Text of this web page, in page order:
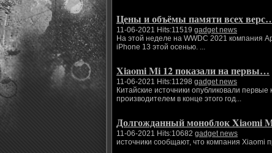
Цены и объёмы памяти всех
11-06-2021 Hits:11519 gadget news
На этой неделе на WWDC 2021 компания
iPhone 13 этой осенью. ...
Xiaomi Mi 12 показали на первы…
11-06-2021 Hits:11298 gadget news
Китайские источники опубликовали
производителем в конце этого год...
Долгожданный моноблок Xiaomi
11-06-2021 Hits:10682 gadget news
источники сообщают, что компания Xiaomi